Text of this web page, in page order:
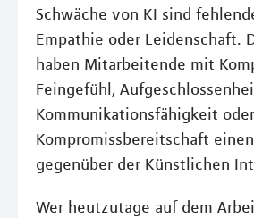
Schwäche von KI sind
Empathie oder Leidenschaft.
haben Mitarbeitende mit
Feingefühl,
Kommunikationsfähigkeit oder
Kompromissbereitschaft
gegenüber der Künstlichen
Wer heutzutage auf dem